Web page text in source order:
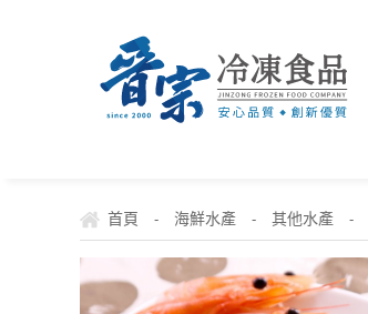
首頁 - 海鮮水產 - 其他水產 -